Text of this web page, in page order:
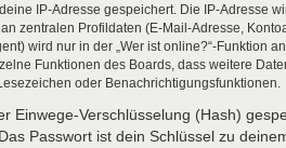
IP-Adresse gespeichert. Die IP-Adresse
zentralen Profildaten (E-Mail-Adresse,
wird nur in der „Wer ist online?“-Funktion
Funktionen des Boards, dass weitere
oder Benachrichtigungsfunktionen.
Einwege-Verschlüsselung (Hash)
Passwort ist dein Schlüssel zu